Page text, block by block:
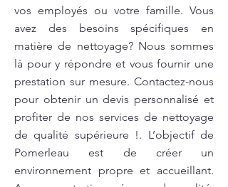
vos employés ou votre famille. Vous
avez des besoins spécifiques en
matière de nettoyage? Nous sommes
là pour y répondre et vous fournir une
prestation sur mesure. Contactez-nous
pour obtenir un devis personnalisé et
profiter de nos services de nettoyage
de qualité supérieure !. L’objectif de
Pomerleau est de créer un
environnement propre et accueillant.